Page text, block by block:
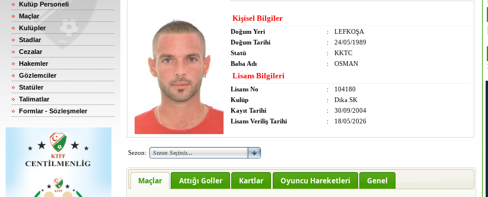
Kulüp Personeli
Maçlar
Kulüpler
Stadlar
Cezalar
Hakemler
Gözlemciler
Statüler
Talimatlar
Formlar - Sözleşmeler
Kişisel Bilgiler
Doğum Yeri :
LEFKOŞA
Doğum Tarihi
:
24/05/1989
Statü
:
KKTC
Baba Adı
: OSMAN
Lisans Bilgileri
Lisans No :
104180
Kulüp
:
Dika SK
Kayıt Tarihi
:
30/09/2004
Lisans Veriliş Tarihi
: 18/05/2026
Sezon:
Maçlar Attığı Goller Kartlar Oyuncu Hareketleri Genel